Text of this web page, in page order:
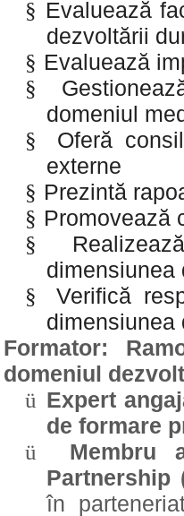
§ Evaluează
dezvoltării
§ Evaluează
§
domeniul
§
Oferă
externe
§ Prezintă
§ Promovează
§
dimensiunea
§
Verifică
dimensiunea
Formator:
domeniul
ü Expert
de formare
ü
Membru
Partnership
în